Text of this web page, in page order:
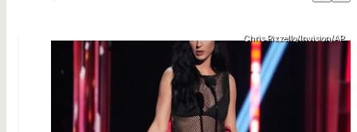
Chris Pizzello/Invision/AP